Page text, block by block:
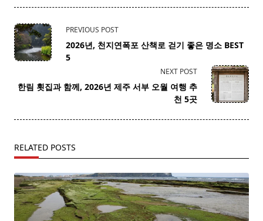
<span
class="nav-
subtitle
reader-
PREVIOUS POST
2026년, 천지연폭포 산책로 걷기 좋은 명소 BEST
5
NEXT POST
한림 횟집과 함께, 2026년 제주 서부 오월 여행 추
천 5곳
RELATED POSTS